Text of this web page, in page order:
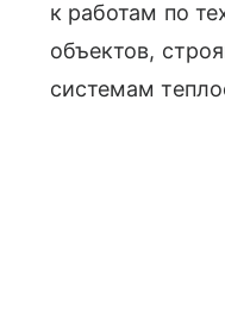
к работам по
объектов,
системам